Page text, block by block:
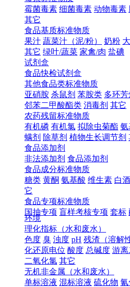
霉菌毒素 细菌毒素 动物毒素
其它
食品基质标准物质
果汁 蔬菜汁（泥/粉） 奶粉
其它 绿叶/蔬菜 家禽/肉 盐碘
试剂盒
食品快检试剂盒
其他食品类标准物质
亚硝胺 杀鼠剂 苯胺类 多环
邻苯二甲酸酯类 消毒剂 其它
农药残留标准物质
有机磷 有机氯 拟除虫菊酯 氨
螨剂 除草剂 植物生长调节剂
食品添加剂
非法添加剂 食品添加剂
食品成分标准物质
糖类 黄酮 氨基酸 维生素 白
它
食品专项标准物质
国抽专项 盲样考核专项 套标
环境
理化指标（水和废水）
色度 臭 浊度 pH 残渣（溶解
化还原电位 酸度 总碱度 游离
二氧化氯 其它
无机非金属（水和废水）
单标溶液 混标溶液 硫化物 氰